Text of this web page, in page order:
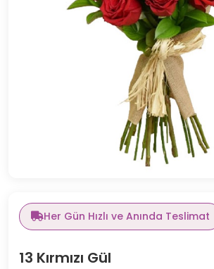
Her Gün Hızlı ve Anında Teslimat
13 Kırmızı Gül